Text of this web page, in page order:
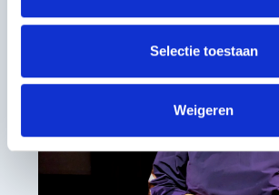
Selectie toestaan
Weigeren